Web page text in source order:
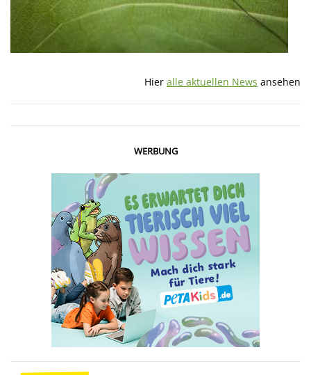
Hier alle aktuellen News ansehen
WERBUNG